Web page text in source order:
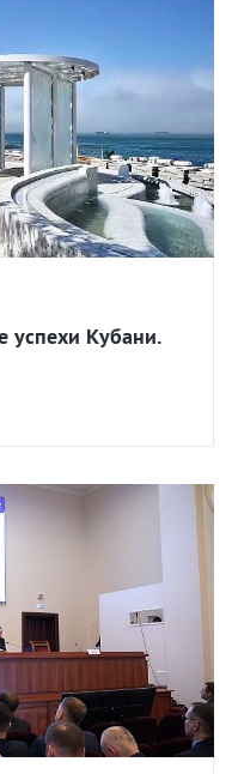
успехи Кубани.